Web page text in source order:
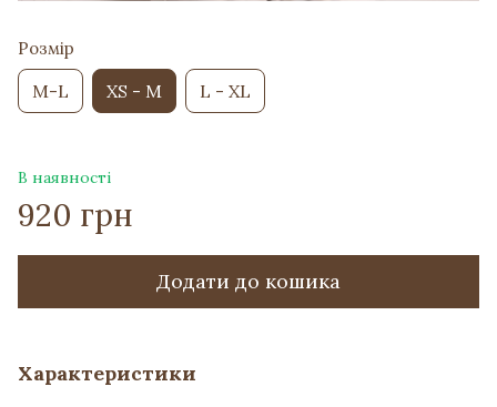
Розмір
M-L XS - M L - XL
В наявності
920 грн
Додати до кошика
Характеристики